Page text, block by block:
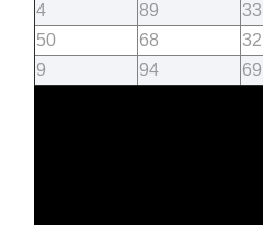
4
89 33
50
68 32
9
94 69